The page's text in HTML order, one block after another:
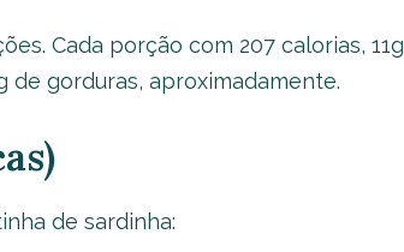
Cada porção com 207 calorias, 11g
de gorduras, aproximadamente.
de sardinha: